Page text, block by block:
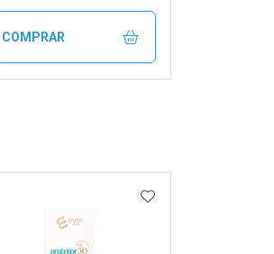
COMPRAR
AOS FAVORITOSADICIONAR AOS